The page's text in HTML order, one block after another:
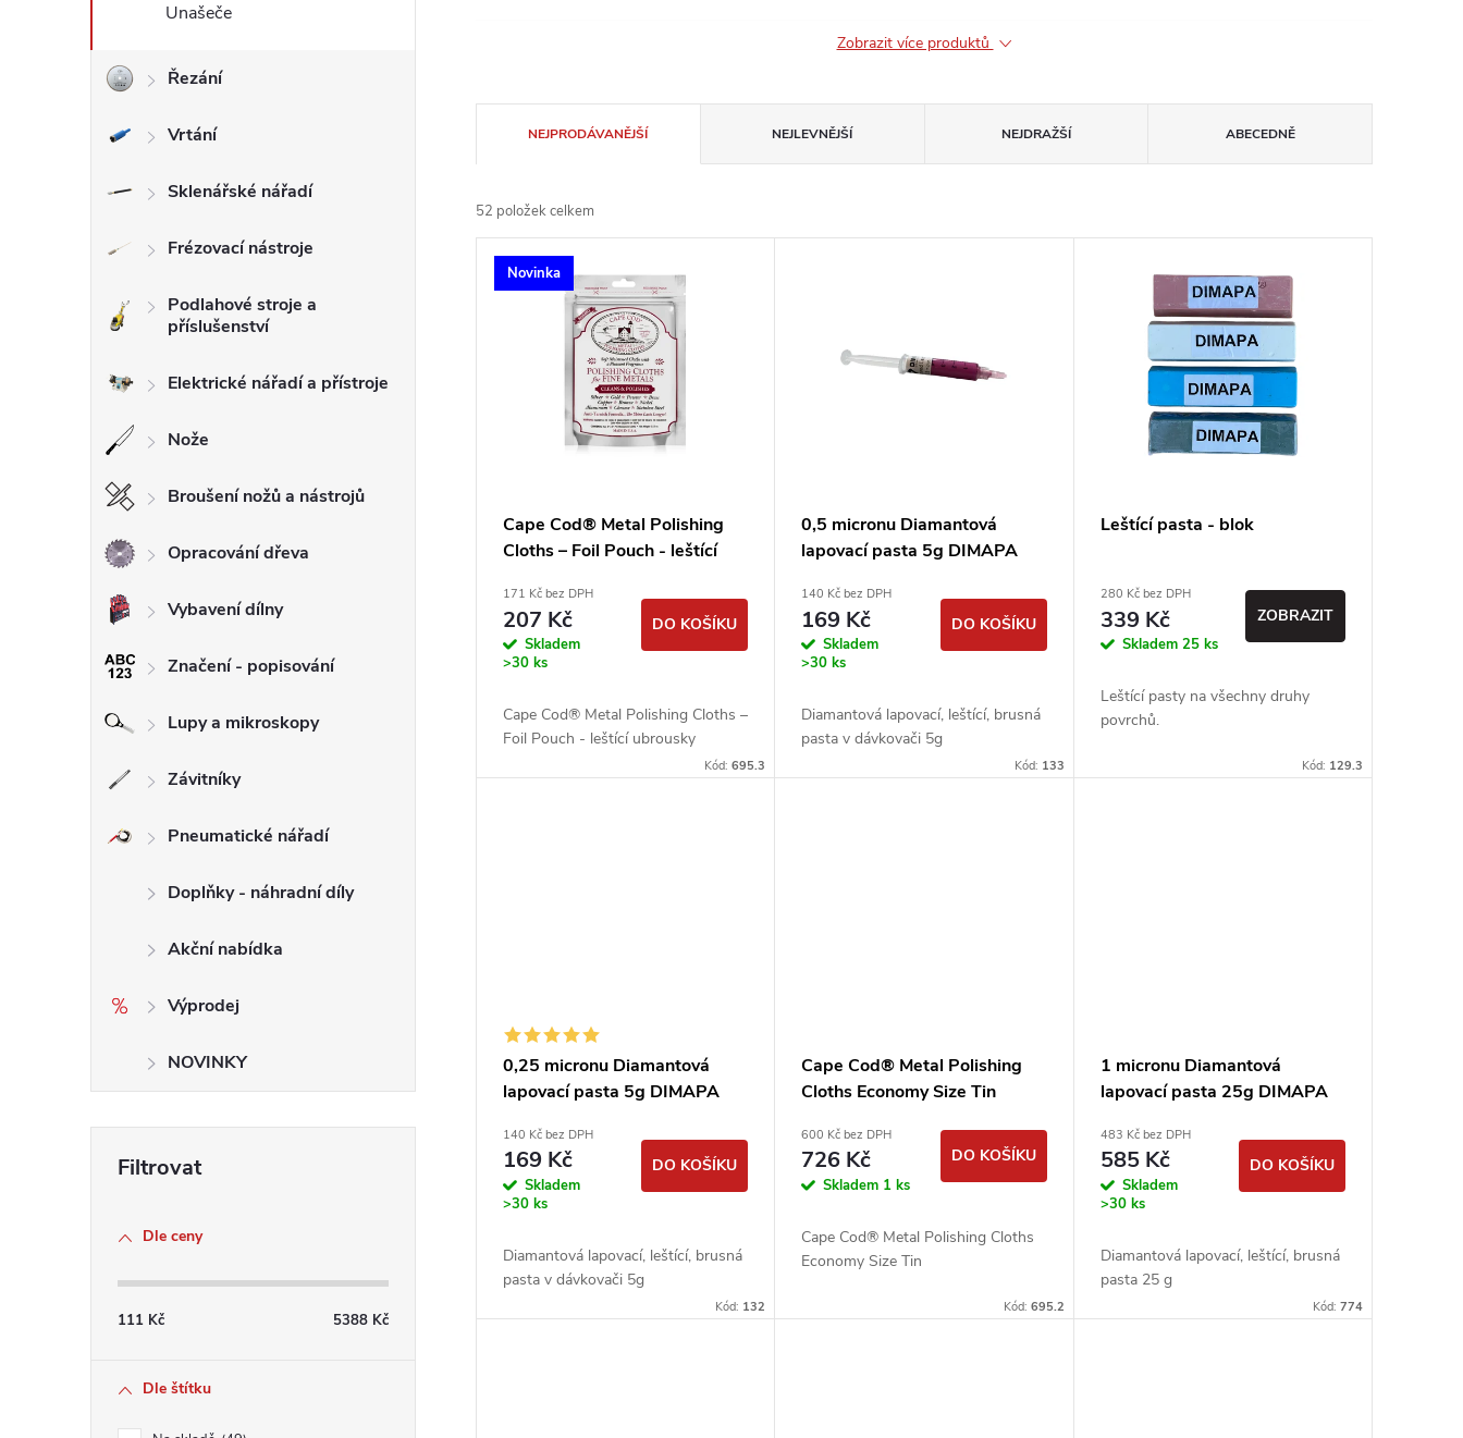
Unašeče
Řezání
Vrtání
Sklenářské nářadí
Frézovací nástroje
Podlahové stroje a
příslušenství
Elektrické nářadí a přístroje
Nože
Broušení nožů a nástrojů
Opracování dřeva
Vybavení dílny
Značení - popisování
Lupy a mikroskopy
Závitníky
Pneumatické nářadí
Doplňky - náhradní díly
Akční nabídka
Výprodej
NOVINKY
Dle ceny
111 Kč 5388 Kč
Dle štítku
Zobrazit více produktů
a
z
e
t
NEJPRODÁVANĚJŠÍ NEJLEVNĚJŠÍ NEJDRAŽŠÍ ABECEDNĚ
52 položek celkem
VNovinka
Cape Cod® Metal Polishing
Cloths – Foil Pouch - leštící
171 Kč bez DPH
207 Kč
Skladem
>30 ks
DO KOŠÍKU
Cape Cod® Metal Polishing Cloths –
Foil Pouch - leštící ubrousky
Kód:695.3
0,5 micronu Diamantová
lapovací pasta 5g DIMAPA
140 Kč bez DPH
169 Kč
Skladem
>30 ks
DO KOŠÍKU
Diamantová lapovací, leštící, brusná
pasta v dávkovači 5g
Kód: 133
Leštící pasta - blok
280 Kč bez DPH
339 Kč
Skladem 25 ks
ZOBRAZIT
Leštící pasty na všechny druhy
povrchů.
Kód: 129.3
0,25 micronu Diamantová
lapovací pasta 5g DIMAPA
140 Kč bez DPH
169 Kč
Skladem
>30 ks
DO KOŠÍKU
Diamantová lapovací, leštící, brusná
pasta v dávkovači 5g
Kód: 132
Cape Cod® Metal Polishing
Cloths Economy Size Tin
600 Kč bez DPH
726 Kč
Skladem 1 ks
DO KOŠÍKU
Cape Cod® Metal Polishing Cloths
Economy Size Tin
Kód: 695.2
1 micronu Diamantová
lapovací pasta 25g DIMAPA
483 Kč bez DPH
585 Kč
Skladem
>30 ks
DO KOŠÍKU
Diamantová lapovací, leštící, brusná
pasta 25 g
Kód: 774